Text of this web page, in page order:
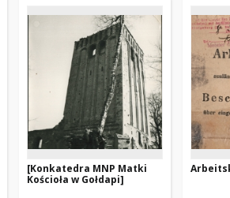
[Konkatedra MNP Matki
Kościoła w Gołdapi]